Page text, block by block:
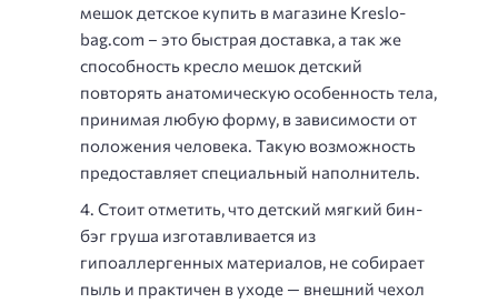
мешок детское купить в магазине Kreslo-
bag.com – это быстрая доставка, а так же
способность кресло мешок детский
повторять анатомическую особенность тела,
принимая любую форму, в зависимости от
положения человека. Такую возможность
предоставляет специальный наполнитель.
Стоит отметить, что детский мягкий бин-
бэг груша изготавливается из
гипоаллергенных материалов, не собирает
пыль и практичен в уходе — внешний чехол